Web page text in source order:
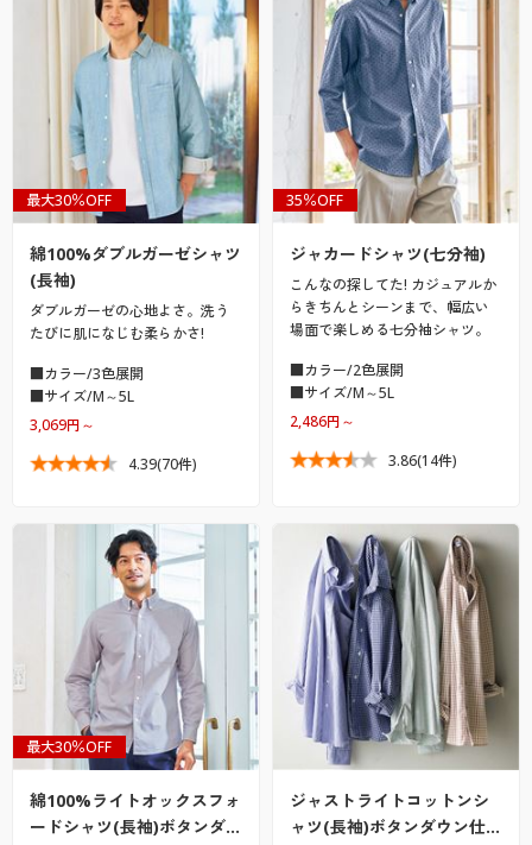
最大30％OFF
綿100%ダブルガーゼシャツ
(長袖)
ダブルガーゼの心地よさ。洗う
たびに肌になじむ柔らかさ!
■カラー/3色展開
■サイズ/M～5L
3,069円～
4.39(70件)
35％OFF
ジャカードシャツ(七分袖)
こんなの探してた! カジュアルか
らきちんとシーンまで、幅広い
場面で楽しめる七分袖シャツ。
■カラー/2色展開
■サイズ/M～5L
2,486円～
3.86(14件)
最大30％OFF
綿100%ライトオックスフォ
ードシャツ(長袖)ボタンダ…
ジャストライトコットンシ
ャツ(長袖)ボタンダウン仕…